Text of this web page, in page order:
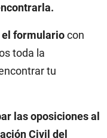
el formulariocon
toda la
tu
las oposiciones al
Civil del